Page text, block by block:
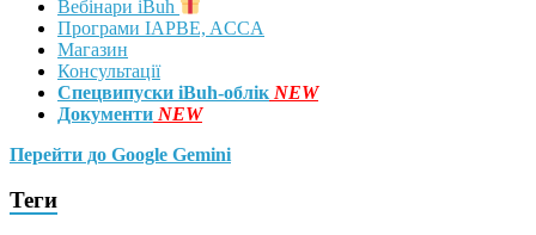
Вебінари iBuh
Програми IAPBE, ACCA
Магазин
Консультації
Спецвипуски iBuh-облік NEW
Документи NEW
Перейти до Google Gemini
Теги